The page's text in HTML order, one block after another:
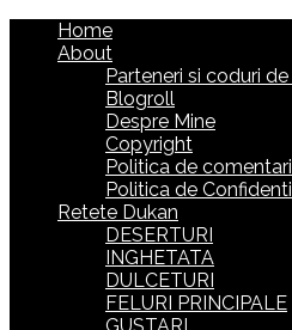
Home
About
Parteneri si coduri
Blogroll
Despre Mine
Copyright
Politica de
Politica de
Retete Dukan
DESERTURI
INGHETATA
DULCETURI
FELURI PRINCIPALE